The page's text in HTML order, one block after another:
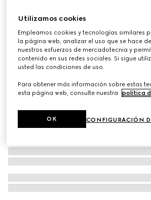
€ 51
Variaciones 122 Eliza Ginger
Utilizamos cookies
Empleamos cookies y tecnologías similares
la página web, analizar el uso que se hace
nuestros esfuerzos de mercadotecnia y
contenido en sus redes sociales. Si sigue
usted las condiciones de uso.
Para obtener más información sobre estas
esta página web, consulte nuestra
política
CONFIGURACIÓN
OK